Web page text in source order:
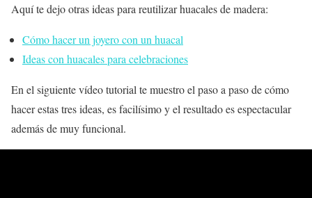
Aquí te dejo otras ideas para reutilizar huacales de madera:
Cómo hacer un joyero con un huacal
Ideas con huacales para celebraciones
En el siguiente vídeo tutorial te muestro el paso a paso de cómo
hacer estas tres ideas, es facilísimo y el resultado es espectacular
además demuy funcional.